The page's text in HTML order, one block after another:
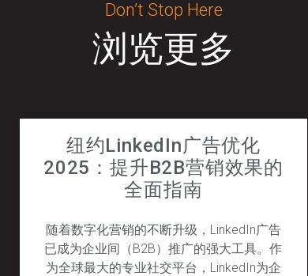
Don’t Stop Here
浏览更多
纽约LinkedIn广告优化
2025：提升B2B营销效果的
全面指南
随着数字化营销的不断升级，LinkedIn广告
已成为企业间（B2B）推广的强大工具。作
为全球最大的专业社交平台，LinkedIn为企